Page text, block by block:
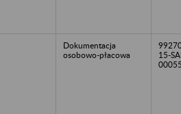
Dokumentacja
osobowo-płacowa
15-